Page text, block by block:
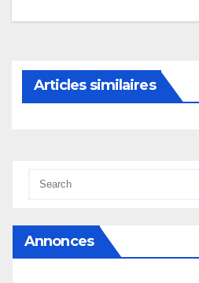
Articles similaires
Annonces